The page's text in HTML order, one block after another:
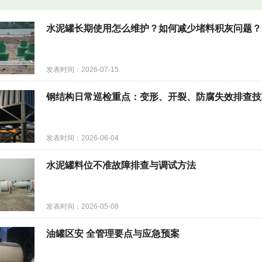
水泥罐长期使用怎么维护？如何减少堵料积灰问题？
发表时间：2026-07-15
钢结构日常巡检重点：变形、开裂、防腐失效排查
发表时间：2026-06-04
水泥罐料位不准故障排查与调试方法
发表时间：2026-05-08
油罐区安 全管理要点与应急预案